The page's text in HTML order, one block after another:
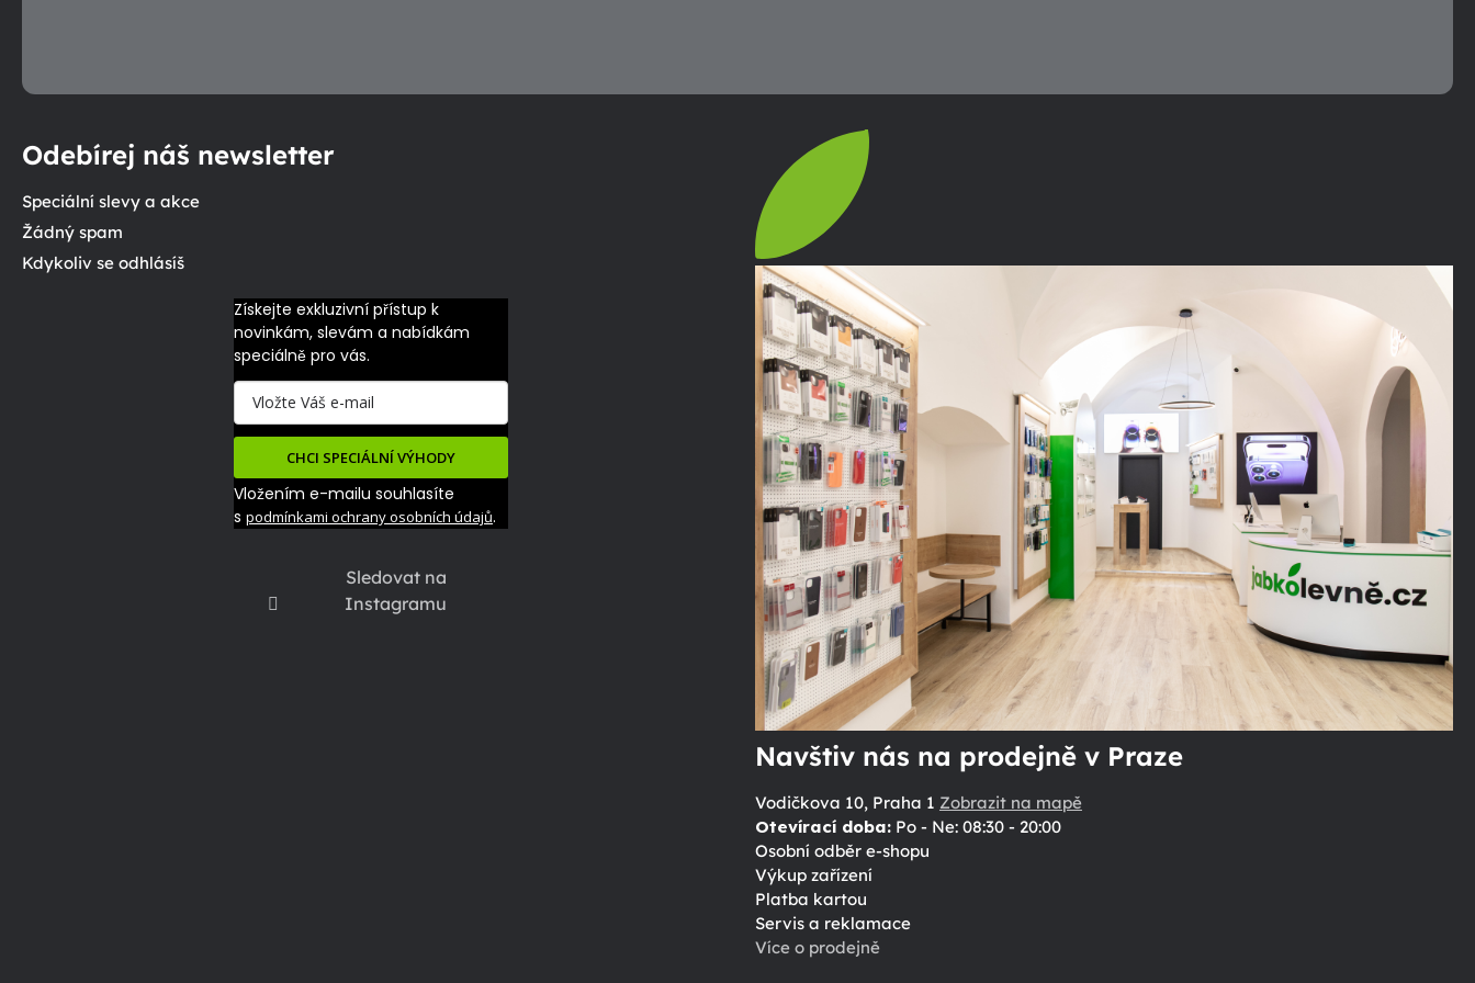
Sledovat na
Instagramu
Odebírej náš newsletter
Speciální slevy a akce
Žádný spam
Kdykoliv se odhlásíš
Získejte exkluzivní přístup k
novinkám, slevám a nabídkám
speciálně pro vás.
CHCI SPECIÁLNÍ VÝHODY
Vložením e-mailu souhlasíte
s podmínkami ochrany osobních údajů.
Navštiv nás na prodejně v Praze
Vodičkova 10, Praha 1 Zobrazit na mapě
Otevírací doba:Po - Ne: 08:30 - 20:00
Osobní odběr e-shopu
Výkup zařízení
Platba kartou
Servis a reklamace
Více o prodejně